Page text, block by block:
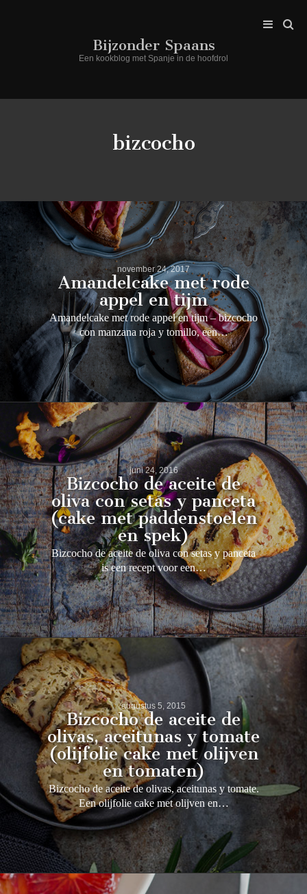
Bijzonder Spaans
Een kookblog met Spanje in de hoofdrol
bizcocho
november 24, 2017
Amandelcake met rode
appel en tijm
Amandelcake met rode appel en tijm – bizcocho
con manzana roja y tomillo, een…
juni 24, 2016
Bizcocho de aceite de
oliva con setas y panceta
(cake met paddenstoelen
en spek)
Bizcocho de aceite de oliva con setas y panceta
is een recept voor een…
augustus 5, 2015
Bizcocho de aceite de
olivas, aceitunas y tomate
(olijfolie cake met olijven
en tomaten)
Bizcocho de aceite de olivas, aceitunas y tomate.
Een olijfolie cake met olijven en…